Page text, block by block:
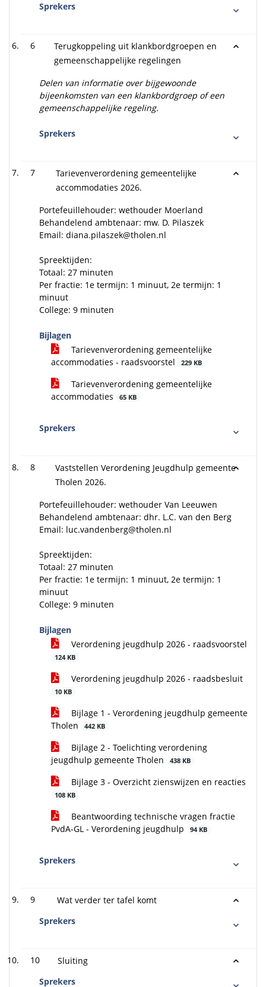
Sprekers
6
Terugkoppeling uit klankbordgroepen en
gemeenschappelijke regelingen
Delen van informatie over bijgewoonde
bijeenkomsten van een klankbordgroep of een
gemeenschappelijke regeling.
Sprekers
7
Tarievenverordening gemeentelijke
accommodaties 2026.
Portefeuillehouder: wethouder Moerland
Behandelend ambtenaar: mw. D. Pilaszek
Email: diana.pilaszek@tholen.nl
Spreektijden:
Totaal: 27 minuten
Per fractie: 1e termijn: 1 minuut, 2e termijn: 1
minuut
College: 9 minuten
Bijlagen
Tarievenverordening gemeentelijke
accommodaties - raadsvoorstel
229 KB
Tarievenverordening gemeentelijke
accommodaties
65 KB
Sprekers
8
Vaststellen Verordening Jeugdhulp gemeente
Tholen 2026.
Portefeuillehouder: wethouder Van Leeuwen
Behandelend ambtenaar: dhr. L.C. van den Berg
Email: luc.vandenberg@tholen.nl
Spreektijden:
Totaal: 27 minuten
Per fractie: 1e termijn: 1 minuut, 2e termijn: 1
minuut
College: 9 minuten
Bijlagen
Verordening jeugdhulp 2026 - raadsvoorstel
124 KB
Verordening jeugdhulp 2026 - raadsbesluit
10 KB
Bijlage 1 - Verordening jeugdhulp gemeente
Tholen
442 KB
Bijlage 2 - Toelichting verordening
jeugdhulp gemeente Tholen
438 KB
Bijlage 3 - Overzicht zienswijzen en reacties
108 KB
Beantwoording technische vragen fractie
PvdA-GL - Verordening jeugdhulp
94 KB
Sprekers
9
Wat verder ter tafel komt
Sprekers
10
Sluiting
Sprekers